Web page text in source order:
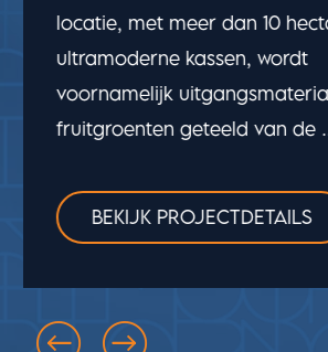
Catharines, Ontario, Canada.
locatie teelt Flora Pack
potplanten.